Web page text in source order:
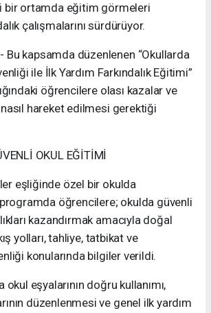
bir ortamda eğitim görmeleri
çalışmalarını sürdürüyor.
Bu kapsamda düzenlenen “Okullarda
ile İlk Yardım Farkındalık Eğitimi”
öğrencilere olası kazalar ve
hareket edilmesi gerektiği
OKUL EĞİTİMİ
eşliğinde özel bir okulda
öğrencilere; okulda güvenli
kazandırmak amacıyla doğal
yolları, tahliye, tatbikat ve
konularında bilgiler verildi.
okul eşyalarının doğru kullanımı,
düzenlenmesi ve genel ilk yardım